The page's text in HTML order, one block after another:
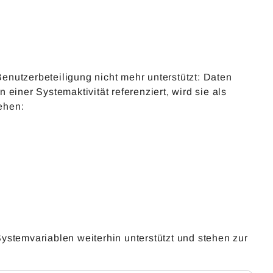
nicht mehr unterstützt: Daten
einer Systemaktivität referenziert, wird sie als
weiterhin unterstützt und stehen zur